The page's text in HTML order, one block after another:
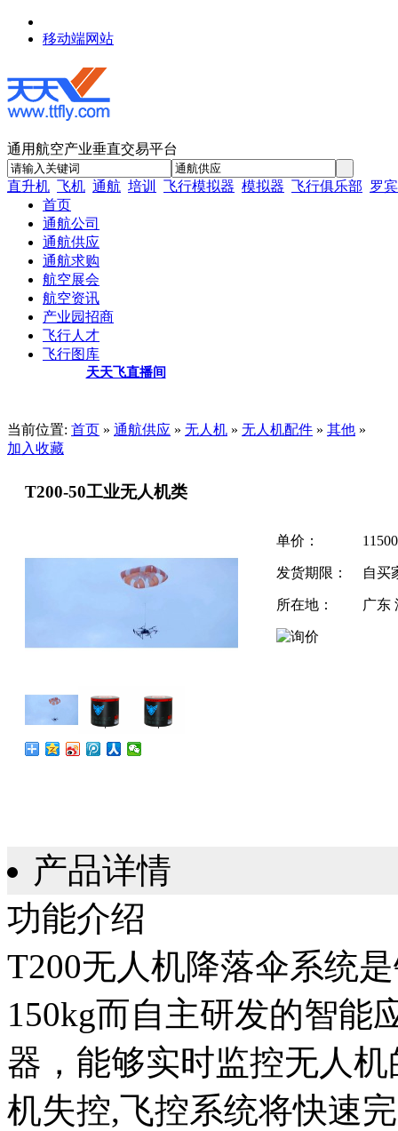
移动端网站
通用航空产业垂直交易平台
直升机 飞机 通航 培训 飞行模拟器 模拟器 飞行俱乐部 罗
首页
通航公司
通航供应
通航求购
航空展会
航空资讯
产业园招商
飞行人才
飞行图库
天天飞直播间
当前位置: 首页 » 通航供应 » 无人机 » 无人机配件 » 其他 »
加入收藏
T200-50工业无人机类
单价：
发货期限： 自买
所在地： 广东
产品详情
功能介绍
T200无人机降落伞系统
150kg而自主研发的智能
器，能够实时监控无人
机失控,飞控系统将快速